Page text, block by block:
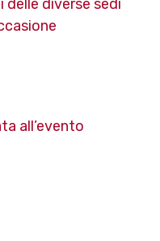
diverse sedi
all’evento